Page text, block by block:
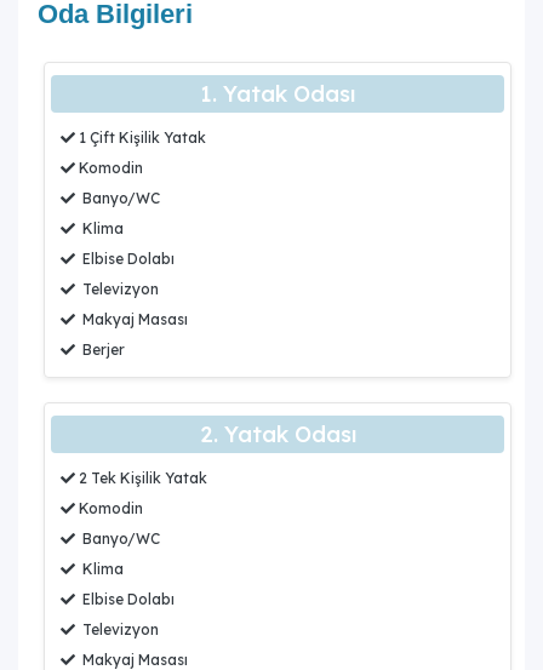
Oda Bilgileri
1. Yatak Odası
1 Çift Kişilik Yatak
Komodin
Banyo/WC
Klima
Elbise Dolabı
Televizyon
Makyaj Masası
Berjer
2. Yatak Odası
2 Tek Kişilik Yatak
Komodin
Banyo/WC
Klima
Elbise Dolabı
Televizyon
Makyaj Masası